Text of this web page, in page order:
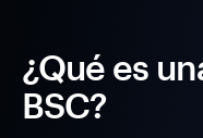
¿Qué es
BSC?